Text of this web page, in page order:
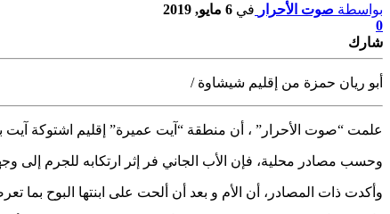
بواسطة صوت الأحرار في 6 مايو, 2019
0
شارك
أبو ريان حمزة من إقليم شيشاوة /
علمت “صوت الأحرار” ، أن منطقة “آيت عميرة” إقليم اشتوكة آيت
وحسب مصادر محلية، فإن الأب الجاني فر إثر ارتكابه للجرم إلى
وأكدت ذات المصادر، أن الأم و بعد أن ألحت على ابنتها البوح بما تعرضت له ، صدمتها الطفلة البالغة من العمر 13 سنة